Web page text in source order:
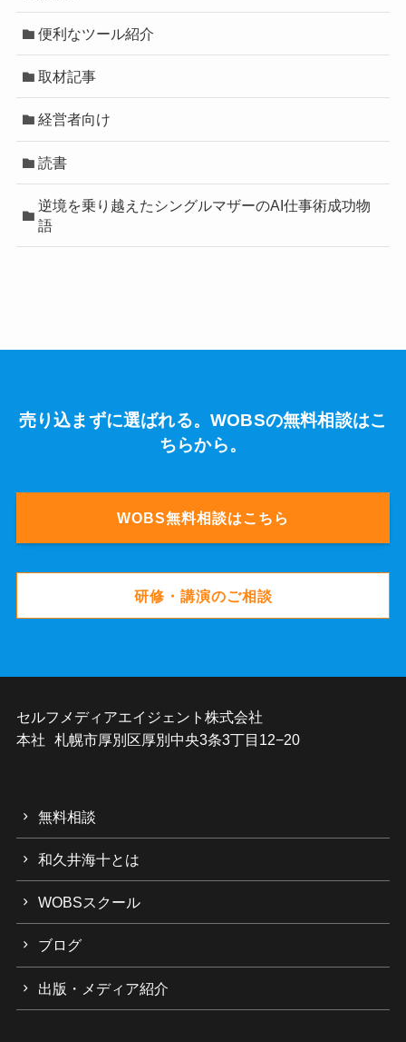
便利なツール紹介
取材記事
経営者向け
読書
逆境を乗り越えたシングルマザーのAI仕事術成功物
語
売り込まずに選ばれる。WOBSの無料相談はこ
ちらから。
WOBS無料相談はこちら
研修・講演のご相談
セルフメディアエイジェント株式会社
本社 札幌市厚別区厚別中央3条3丁目12−20
無料相談
和久井海十とは
WOBSスクール
ブログ
出版・メディア紹介